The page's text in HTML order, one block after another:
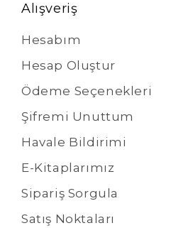
Alışveriş
Hesabım
Hesap Oluştur
Ödeme Seçenekleri
Şifremi Unuttum
Havale Bildirimi
E-Kitaplarımız
Sipariş Sorgula
Satış Noktaları